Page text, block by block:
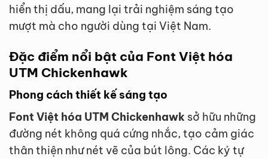
hiển thị dấu, mang lại trải nghiệm sáng tạo
mượt mà cho người dùng tại Việt Nam.
Đặc điểm nổi bật của Font Việt hóa
UTM Chickenhawk
Phong cách thiết kế sáng tạo
Font Việt hóa UTM Chickenhawk sở hữu những
đường nét không quá cứng nhắc, tạo cảm giác
thân thiện như nét vẽ của bút lông. Các ký tự